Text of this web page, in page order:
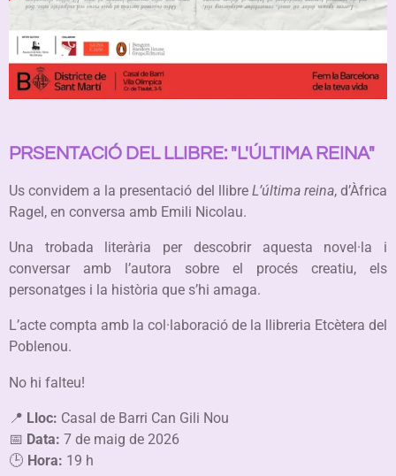
PRSENTACIÓ DEL LLIBRE: "L'ÚLTIMA REINA"
Us convidem a la presentació del llibre L’última reina, d’Àfrica
Ragel, en conversa amb Emili Nicolau.
Una trobada literària per descobrir aquesta novel·la i
conversar amb l’autora sobre el procés creatiu, els
personatges i la història que s’hi amaga.
L’acte compta amb la col·laboració de la llibreria Etcètera del
Poblenou.
No hi falteu!
📍 Lloc: Casal de Barri Can Gili Nou
📅 Data: 7 de maig de 2026
🕒 Hora: 19 h